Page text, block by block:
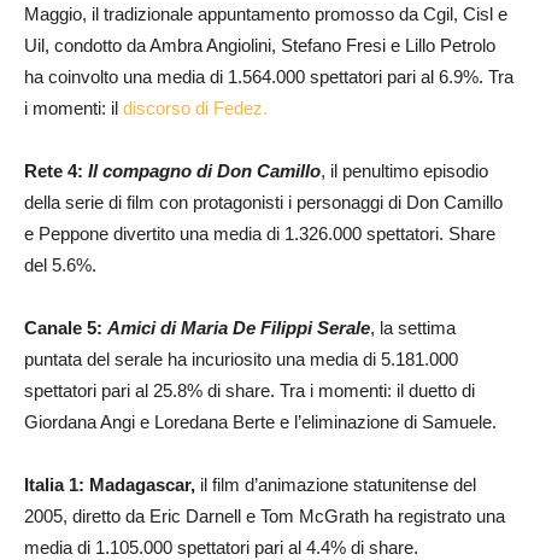
Maggio, il tradizionale appuntamento promosso da Cgil, Cisl e
Uil, condotto da Ambra Angiolini, Stefano Fresi e Lillo Petrolo
ha coinvolto una media di 1.564.000 spettatori pari al 6.9%. Tra
i momenti: il discorso di Fedez.
Rete 4: Il compagno di Don Camillo, il penultimo episodio
della serie di film con protagonisti i personaggi di Don Camillo
e Peppone divertito una media di 1.326.000 spettatori. Share
del 5.6%.
Canale 5: Amici di Maria De Filippi Serale, la settima
puntata del serale ha incuriosito una media di 5.181.000
spettatori pari al 25.8% di share. Tra i momenti: il duetto di
Giordana Angi e Loredana Berte e l’eliminazione di Samuele.
Italia 1: Madagascar, il film d’animazione statunitense del
2005, diretto da Eric Darnell e Tom McGrath ha registrato una
media di 1.105.000 spettatori pari al 4.4% di share.